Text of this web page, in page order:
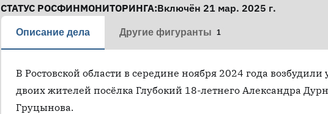
СТАТУС РОСФИНМОНИТОРИНГА:Включён 21 мар. 2025 г.
Описание дела Другие фигуранты 1
В Ростовской области в середине ноября 2024 года возбудили
двоих жителей посёлка Глубокий 18-летнего Александра
Груцынова.